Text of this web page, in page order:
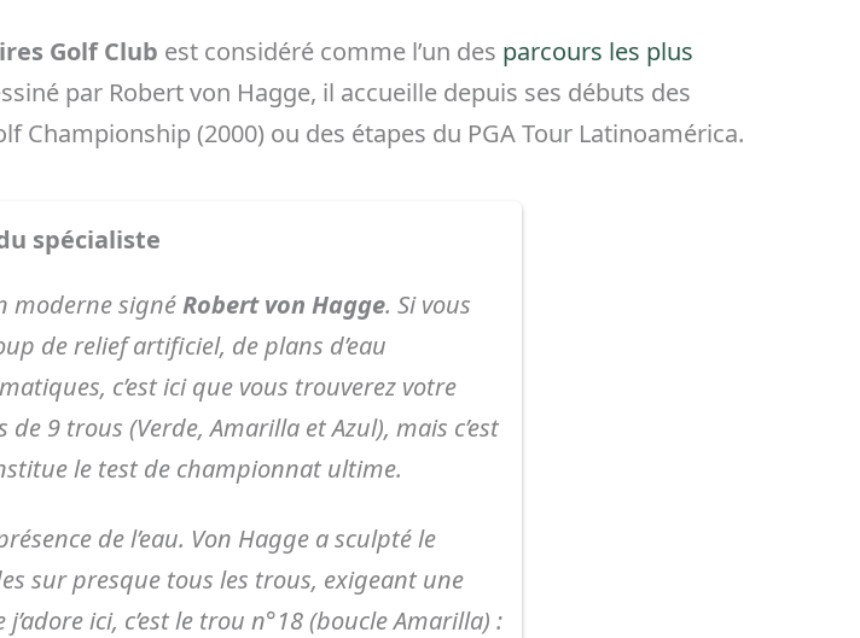
Golf Club est considéré comme l’un des parcours les plus
par Robert von Hagge, il accueille depuis ses débuts des
(2000) ou des étapes du PGA Tour Latinoamérica.
spécialiste
moderne signéRobert von Hagge. Si vous
de relief artificiel, de plans d’eau
c’est ici que vous trouverez votre
9 trous (Verde, Amarilla et Azul), mais c’est
le test de championnat ultime.
de l’eau. Von Hagge a sculpté le
sur presque tous les trous, exigeant une
ici, c’est le trou n°18 (boucle Amarilla) :